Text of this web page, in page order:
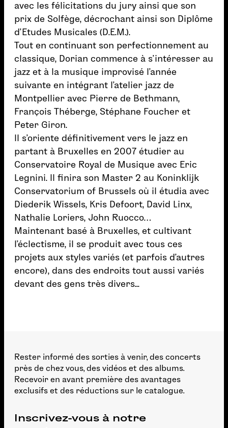
avec les félicitations du jury ainsi que son
prix de Solfège, décrochant ainsi son Diplôme
d’Etudes Musicales (D.E.M.).
Tout en continuant son perfectionnement au
classique, Dorian commence à s’intéresser au
jazz et à la musique improvisé l’année
suivante en intégrant l’atelier jazz de
Montpellier avec Pierre de Bethmann,
François Théberge, Stéphane Foucher et
Peter Giron.
Il s’oriente définitivement vers le jazz en
partant à Bruxelles en 2007 étudier au
Conservatoire Royal de Musique avec Eric
Legnini. Il finira son Master 2 au Koninklijk
Conservatorium of Brussels où il étudia avec
Diederik Wissels, Kris Defoort, David Linx,
Nathalie Loriers, John Ruocco…
Maintenant basé à Bruxelles, et cultivant
l’éclectisme, il se produit avec tous ces
projets aux styles variés (et parfois d’autres
encore), dans des endroits tout aussi variés
devant des gens très divers...
Rester informé des sorties à venir, des concerts
près de chez vous, des vidéos et des albums.
Recevoir en avant première des avantages
exclusifs et des réductions sur le catalogue.
Inscrivez-vous à notre